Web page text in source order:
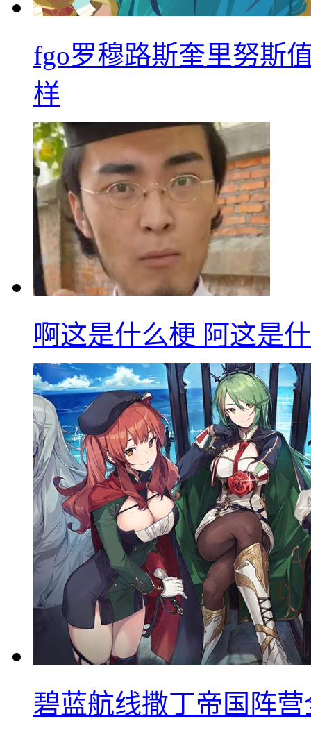
fgo罗穆路斯奎里努斯
样
啊这是什么梗 阿这是
碧蓝航线撒丁帝国阵